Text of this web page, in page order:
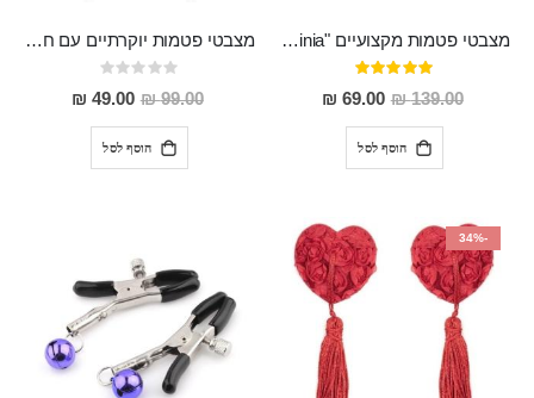
מצבטי פטמות מקצועיים "Alpinia"
דירוג:
100%
139.00 ₪
מחיר
מבצע
69.00 ₪
הוסף לסל
מצבטי פטמות יוקרתיים עם חרוזי אבני סורובסקי
Rating:
0%
99.00 ₪
מחיר
מבצע
49.00 ₪
הוסף לסל
-34%